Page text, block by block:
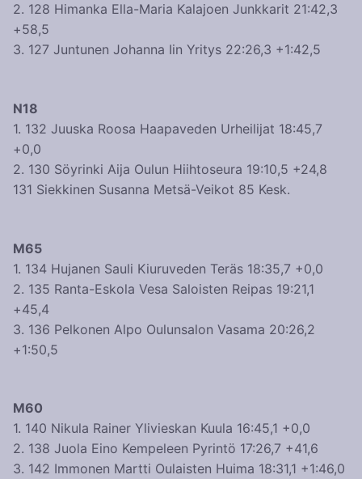
2. 128 Himanka Ella-Maria Kalajoen Junkkarit 21:42,3
+58,5
3. 127 Juntunen Johanna Iin Yritys 22:26,3 +1:42,5
N18
1. 132 Juuska Roosa Haapaveden Urheilijat 18:45,7
+0,0
2. 130 Söyrinki Aija Oulun Hiihtoseura 19:10,5 +24,8
131 Siekkinen Susanna Metsä-Veikot 85 Kesk.
M65
1. 134 Hujanen Sauli Kiuruveden Teräs 18:35,7 +0,0
2. 135 Ranta-Eskola Vesa Saloisten Reipas 19:21,1
+45,4
3. 136 Pelkonen Alpo Oulunsalon Vasama 20:26,2
+1:50,5
M60
1. 140 Nikula Rainer Ylivieskan Kuula 16:45,1 +0,0
2. 138 Juola Eino Kempeleen Pyrintö 17:26,7 +41,6
3. 142 Immonen Martti Oulaisten Huima 18:31,1 +1:46,0